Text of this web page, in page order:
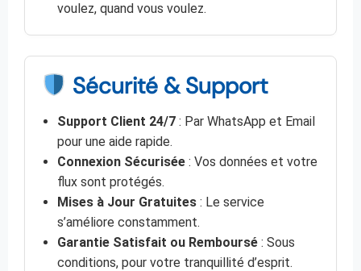
voulez, quand vous voulez.
Sécurité & Support
Support Client 24/7 : Par WhatsApp et Email
pour une aide rapide.
Connexion Sécurisée : Vos données et votre
flux sont protégés.
Mises à Jour Gratuites : Le service
s’améliore constamment.
Garantie Satisfait ou Remboursé : Sous
conditions, pour votre tranquillité d’esprit.